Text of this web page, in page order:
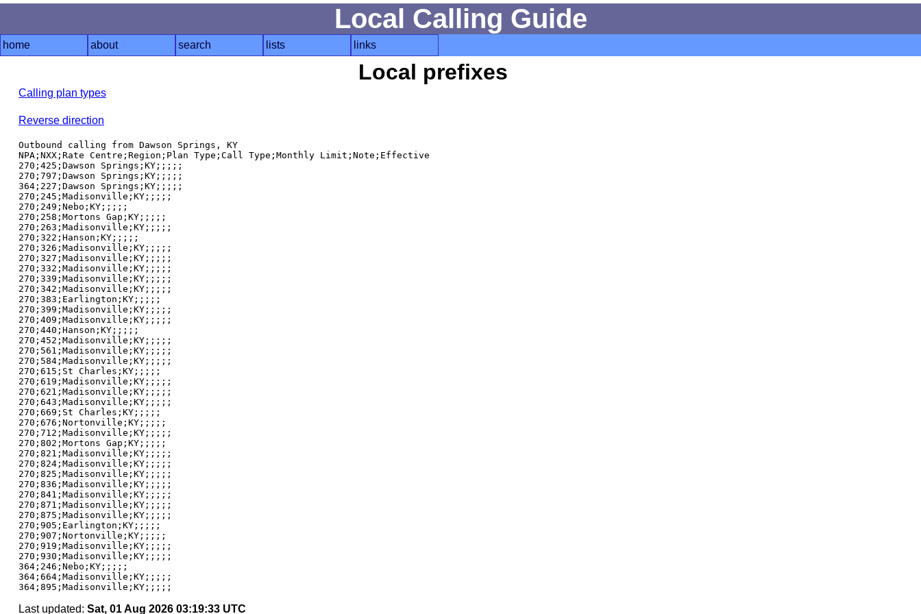
Local Calling Guide
home about search lists links
Local prefixes
Calling plan types
Reverse direction
Outbound calling from Dawson Springs, KY
NPA;NXX;Rate Centre;Region;Plan Type;Call Type;Monthly Limit;Note;Effective
270;425;Dawson Springs;KY;;;;;
270;797;Dawson Springs;KY;;;;;
364;227;Dawson Springs;KY;;;;;
270;245;Madisonville;KY;;;;;
270;249;Nebo;KY;;;;;
270;258;Mortons Gap;KY;;;;;
270;263;Madisonville;KY;;;;;
270;322;Hanson;KY;;;;;
270;326;Madisonville;KY;;;;;
270;327;Madisonville;KY;;;;;
270;332;Madisonville;KY;;;;;
270;339;Madisonville;KY;;;;;
270;342;Madisonville;KY;;;;;
270;383;Earlington;KY;;;;;
270;399;Madisonville;KY;;;;;
270;409;Madisonville;KY;;;;;
270;440;Hanson;KY;;;;;
270;452;Madisonville;KY;;;;;
270;561;Madisonville;KY;;;;;
270;584;Madisonville;KY;;;;;
270;615;St Charles;KY;;;;;
270;619;Madisonville;KY;;;;;
270;621;Madisonville;KY;;;;;
270;643;Madisonville;KY;;;;;
270;669;St Charles;KY;;;;;
270;676;Nortonville;KY;;;;;
270;712;Madisonville;KY;;;;;
270;802;Mortons Gap;KY;;;;;
270;821;Madisonville;KY;;;;;
270;824;Madisonville;KY;;;;;
270;825;Madisonville;KY;;;;;
270;836;Madisonville;KY;;;;;
270;841;Madisonville;KY;;;;;
270;871;Madisonville;KY;;;;;
270;875;Madisonville;KY;;;;;
270;905;Earlington;KY;;;;;
270;907;Nortonville;KY;;;;;
270;919;Madisonville;KY;;;;;
270;930;Madisonville;KY;;;;;
364;246;Nebo;KY;;;;;
364;664;Madisonville;KY;;;;;
Last updated: Sat, 01 Aug 2026 03:19:33 UTC